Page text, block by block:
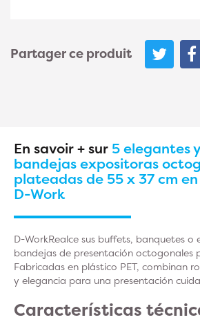
Partager ce produit
En savoir + sur 5 elegantes
bandejas expositoras
plateadas de 55 x 37 cm
D-Work
D-WorkRealce sus buffets, banquetes o
bandejas de presentación octogonales
Fabricadas en plástico PET, combinan
y elegancia para una presentación
Características